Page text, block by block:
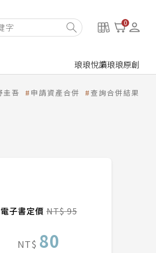
0
琅琅悅讀琅琅原創
圭吾 申請資產合併 查詢合併結果
電子書定價NT$ 95
NT$ 80